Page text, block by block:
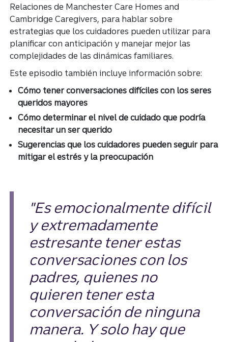
Relaciones de Manchester Care Homes and
Cambridge Caregivers, para hablar sobre
estrategias que los cuidadores pueden utilizar para
planificar con anticipación y manejar mejor las
complejidades de las dinámicas familiares.
Este episodio también incluye información sobre:
Cómo tener conversaciones difíciles con los seres
queridos mayores
Cómo determinar el nivel de cuidado que podría
necesitar un ser querido
Sugerencias que los cuidadores pueden seguir para
mitigar el estrés y la preocupación
"Es emocionalmente difícil
y extremadamente
estresante tener estas
conversaciones con los
padres, quienes no
quieren tener esta
conversación de ninguna
manera. Y solo hay que